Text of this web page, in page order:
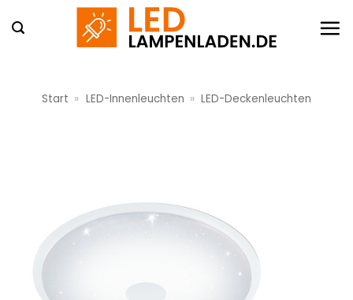
Inhalt
Start » LED-Innenleuchten » LED-Deckenleuchten